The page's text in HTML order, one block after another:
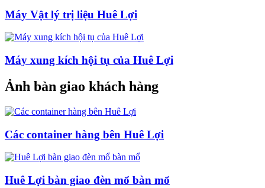
Máy Vật lý trị liệu Huê Lợi
Máy xung kích hội tụ của Huê Lợi
Ảnh bàn giao khách hàng
Các container hàng bên Huê Lợi
Huê Lợi bàn giao đèn mổ bàn mổ